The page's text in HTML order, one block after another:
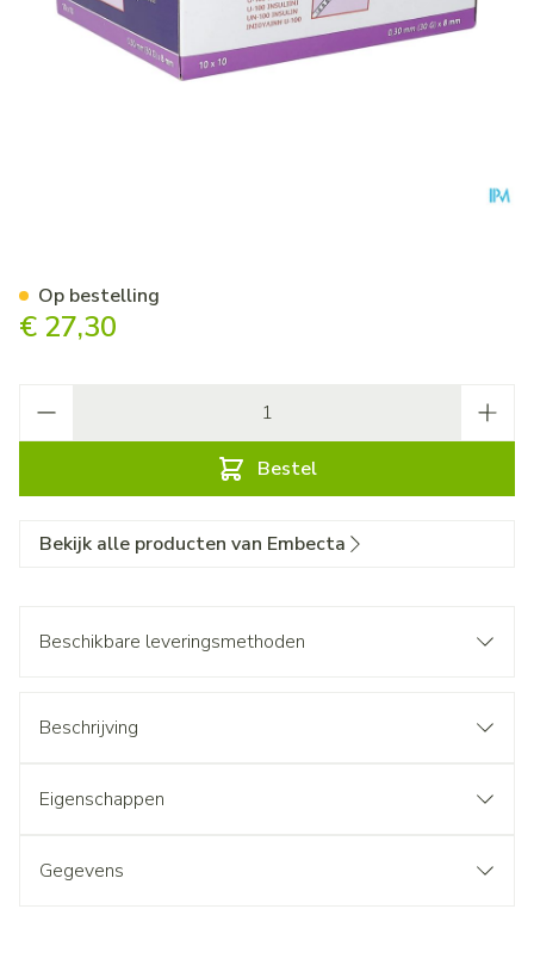
€ 27,30
Bestel
Op bestelling
Bekijk alle producten van Embecta
Beschikbare leveringsmethoden
Beschrijving
Eigenschappen
Gegevens